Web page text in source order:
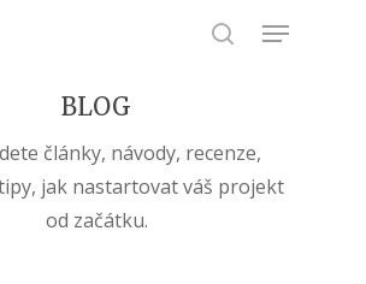
Menu
BLOG
články, návody, recenze,
jak nastartovat váš projekt
od začátku.